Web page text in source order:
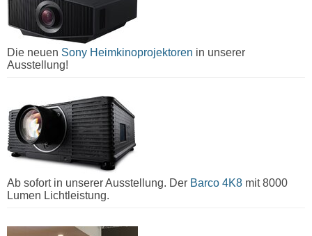
Die neuen Sony Heimkinoprojektoren in unserer
Ausstellung!
Ab sofort in unserer Ausstellung. Der Barco 4K8 mit 8000
Lumen Lichtleistung.